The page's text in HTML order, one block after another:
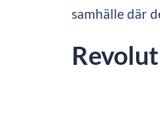
samhälle där